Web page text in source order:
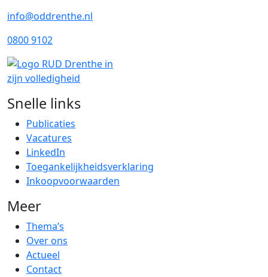
info@oddrenthe.nl
0800 9102
Snelle links
Publicaties
Vacatures
LinkedIn
Toegankelijkheidsverklaring
Inkoopvoorwaarden
Meer
Thema’s
Over ons
Actueel
Contact